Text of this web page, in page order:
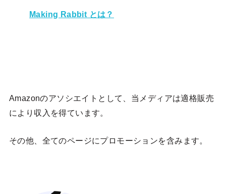
Making Rabbit とは？
Amazonのアソシエイトとして、当メディアは適格販売
により収入を得ています。
その他、全てのページにプロモーションを含みます。